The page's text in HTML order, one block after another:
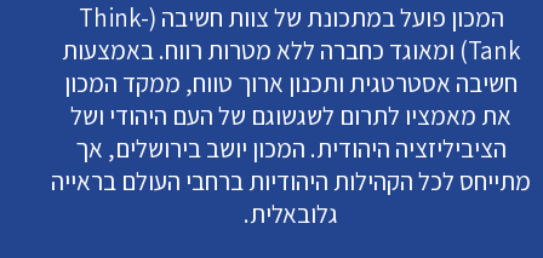
המכון פועל במתכונת של צוות חשיבה (Think-
Tank) ומאוגד כחברה ללא מטרות רווח. באמצעות
חשיבה אסטרטגית ותכנון ארוך טווח, ממקד המכון
את מאמציו לתרום לשגשוגם של העם היהודי ושל
הציביליזציה היהודית. המכון יושב בירושלים, אך
מתייחס לכל הקהילות היהודיות ברחבי העולם בראייה
גלובאלית.